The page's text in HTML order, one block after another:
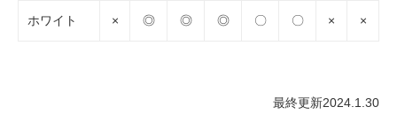
ホワイト × ◎ ◎ ◎ 〇 〇 × ×
最終更新2024.1.30